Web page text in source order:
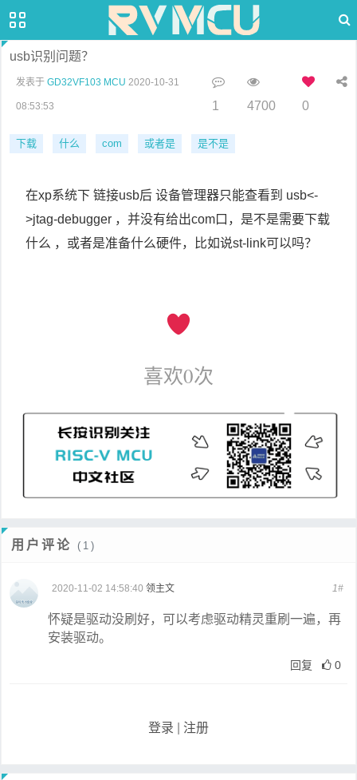
usb识别问题？
发表于 GD32VF103 MCU 2020-10-31
08:53:53 1 4700 0
下载 什么 com 或者是 是不是
在xp系统下 链接usb后 设备管理器只能查看到 usb<-
>jtag-debugger ，并没有给出com口，是不是需要下载
什么 ，或者是准备什么硬件，比如说st-link可以吗？
喜欢0次
用户评论 (1)
2020-11-02 14:58:40 领主文 1#
怀疑是驱动没刷好，可以考虑驱动精灵重刷一遍，再
安装驱动。
回复 0
登录 注册